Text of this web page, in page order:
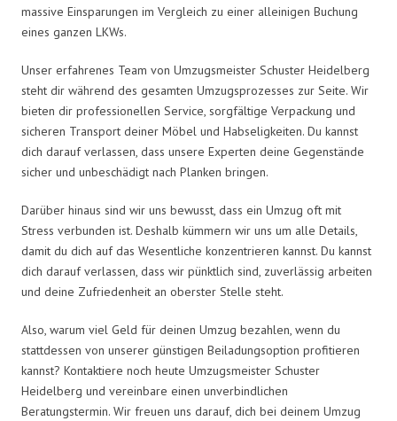
massive Einsparungen im Vergleich zu einer alleinigen Buchung
eines ganzen LKWs.
Unser erfahrenes Team von Umzugsmeister Schuster Heidelberg
steht dir während des gesamten Umzugsprozesses zur Seite. Wir
bieten dir professionellen Service, sorgfältige Verpackung und
sicheren Transport deiner Möbel und Habseligkeiten. Du kannst
dich darauf verlassen, dass unsere Experten deine Gegenstände
sicher und unbeschädigt nach Planken bringen.
Darüber hinaus sind wir uns bewusst, dass ein Umzug oft mit
Stress verbunden ist. Deshalb kümmern wir uns um alle Details,
damit du dich auf das Wesentliche konzentrieren kannst. Du kannst
dich darauf verlassen, dass wir pünktlich sind, zuverlässig arbeiten
und deine Zufriedenheit an oberster Stelle steht.
Also, warum viel Geld für deinen Umzug bezahlen, wenn du
stattdessen von unserer günstigen Beiladungsoption profitieren
kannst? Kontaktiere noch heute Umzugsmeister Schuster
Heidelberg und vereinbare einen unverbindlichen
Beratungstermin. Wir freuen uns darauf, dich bei deinem Umzug